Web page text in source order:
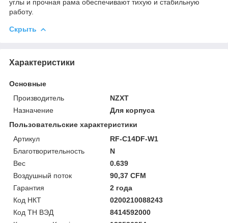
углы и прочная рама обеспечивают тихую и стабильную
работу.
Скрыть
Характеристики
Основные
Производитель
NZXT
Назначение
Для корпуса
Пользовательские характеристики
Артикул
RF-C14DF-W1
Благотворительность
N
Вес
0.639
Воздушный поток
90,37 CFM
Гарантия
2 года
Код НКТ
0200210088243
Код ТН ВЭД
8414592000